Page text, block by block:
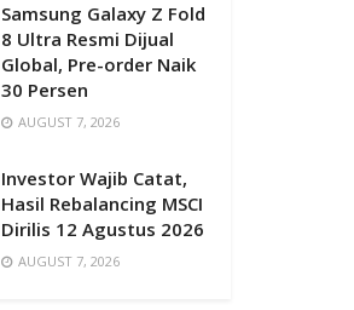
Samsung Galaxy Z Fold
8 Ultra Resmi Dijual
Global, Pre-order Naik
30 Persen
AUGUST 7, 2026
Investor Wajib Catat,
Hasil Rebalancing MSCI
Dirilis 12 Agustus 2026
AUGUST 7, 2026